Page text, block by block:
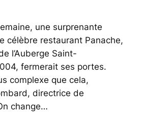
une surprenante
célèbre restaurant Panache,
l’Auberge Saint-
fermerait ses portes.
complexe que cela,
directrice de
change…